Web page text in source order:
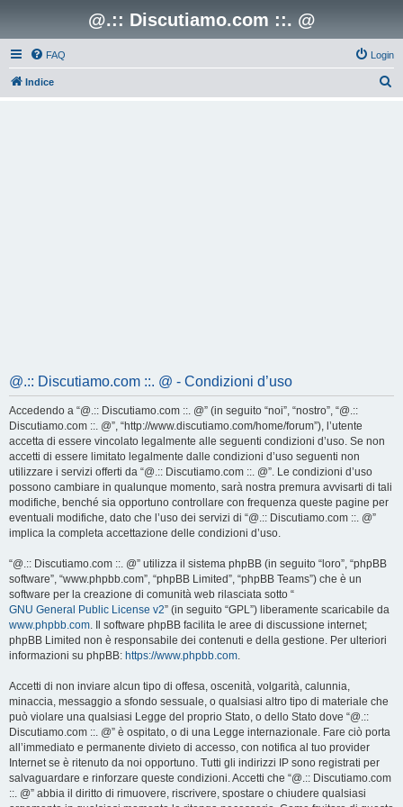
@.:: Discutiamo.com ::. @
FAQ Login
Indice
@.:: Discutiamo.com ::. @ - Condizioni d’uso
Accedendo a “@.:: Discutiamo.com ::. @” (in seguito “noi”, “nostro”, “@.::
Discutiamo.com ::. @”, “http://www.discutiamo.com/home/forum”), l’utente
accetta di essere vincolato legalmente alle seguenti condizioni d’uso. Se non
accetti di essere limitato legalmente dalle condizioni d’uso seguenti non
utilizzare i servizi offerti da “@.:: Discutiamo.com ::. @”. Le condizioni d’uso
possono cambiare in qualunque momento, sarà nostra premura avvisarti di tali
modifiche, benché sia opportuno controllare con frequenza queste pagine per
eventuali modifiche, dato che l’uso dei servizi di “@.:: Discutiamo.com ::. @”
implica la completa accettazione delle condizioni d’uso.
“@.:: Discutiamo.com ::. @” utilizza il sistema phpBB (in seguito “loro”, “phpBB
software”, “www.phpbb.com”, “phpBB Limited”, “phpBB Teams”) che è un
software per la creazione di comunità web rilasciata sotto “
GNU General Public License v2” (in seguito “GPL”) liberamente scaricabile da
www.phpbb.com. Il software phpBB facilita le aree di discussione internet;
phpBB Limited non è responsabile dei contenuti e della gestione. Per ulteriori
informazioni su phpBB: https://www.phpbb.com.
Accetti di non inviare alcun tipo di offesa, oscenità, volgarità, calunnia,
minaccia, messaggio a sfondo sessuale, o qualsiasi altro tipo di materiale che
può violare una qualsiasi Legge del proprio Stato, o dello Stato dove “@.::
Discutiamo.com ::. @” è ospitato, o di una Legge internazionale. Fare ciò porta
all’immediato e permanente divieto di accesso, con notifica al tuo provider
Internet se è ritenuto da noi opportuno. Tutti gli indirizzi IP sono registrati per
salvaguardare e rinforzare queste condizioni. Accetti che “@.:: Discutiamo.com
::. @” abbia il diritto di rimuovere, riscrivere, spostare o chiudere qualsiasi